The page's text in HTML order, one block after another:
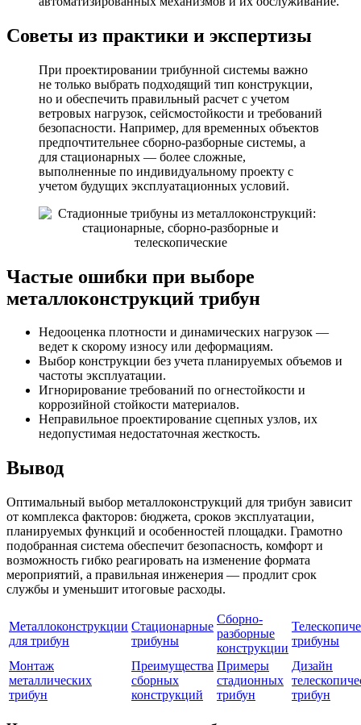
Советы из практики и экспертизы
При проектировании трибунной системы важно
не только выбрать подходящий тип конструкции,
но и обеспечить правильный расчет с учетом
ветровых нагрузок, сейсмостойкости и требований
безопасности. Например, для временных объектов
предпочтительнее сборно-разборные системы, а
для стационарных — более сложные,
выполненные по индивидуальному проекту с
учетом будущих эксплуатационных условий.
Частые ошибки при выборе
металлоконструкций трибун
Недооценка плотности и динамических нагрузок —
ведет к скорому износу или деформациям.
Выбор конструкции без учета планируемых объемов и
частоты эксплуатации.
Игнорирование требований по огнестойкости и
коррозийной стойкости материалов.
Неправильное проектирование сцепных узлов, их
недопустимая недостаточная жесткость.
Вывод
Оптимальный выбор металлоконструкций для трибун зависит
от комплекса факторов: бюджета, сроков эксплуатации,
планируемых функций и особенностей площадки. Грамотно
подобранная система обеспечит безопасность, комфорт и
возможность гибко реагировать на изменение формата
мероприятий, а правильная инженерия — продлит срок
службы и уменьшит итоговые расходы.
Металлоконструкции
для трибун
Стационарные
трибуны
Сборно-
разборные
конструкции
трибуны
Монтаж
металлических
трибун
Преимущества
сборных
конструкций
Примеры
стадионных
трибун
Дизайн
трибун